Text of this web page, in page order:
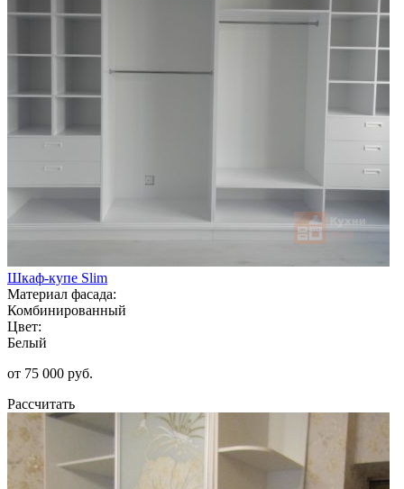
Шкаф-купе Slim
Материал фасада:
Комбинированный
Цвет:
Белый
от 75 000 руб.
Рассчитать